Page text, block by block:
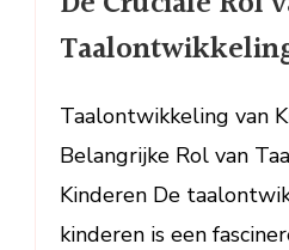
Taalontwikkeling van
Belangrijke Rol van
Kinderen De
kinderen is een